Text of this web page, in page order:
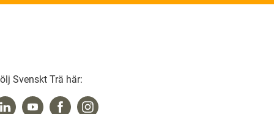
Svenskt Trä här: